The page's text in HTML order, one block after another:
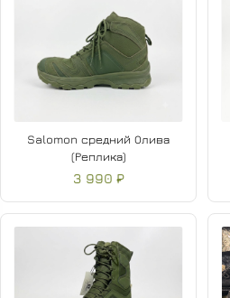
Salomon средний Олива
(Реплика)
3 990 ₽